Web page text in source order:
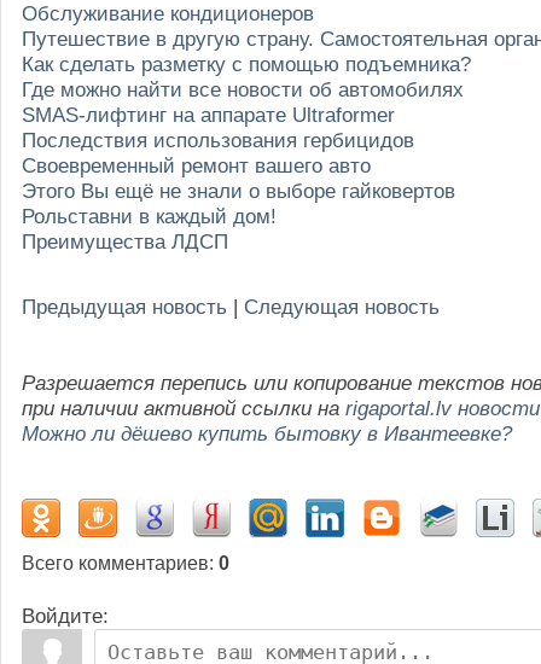
Обслуживание кондиционеров
Путешествие в другую страну. Самостоятельная
Как сделать разметку с помощью подъемника?
Где можно найти все новости об автомобилях
SMAS-лифтинг на аппарате Ultraformer
Последствия использования гербицидов
Своевременный ремонт вашего авто
Этого Вы ещё не знали о выборе гайковертов
Рольставни в каждый дом!
Преимущества ЛДСП
Предыдущая новость | Следующая новость
Разрешается перепись или копирование текстов
при наличии активной ссылки на rigaportal.lv новости
Можно ли дёшево купить бытовку в Ивантеевке?
Всего комментариев: 0
Войдите: